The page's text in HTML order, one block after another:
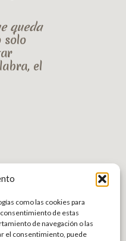
como las cookies para
de estas
de navegación o las
el consentimiento, puede
queda
solo
el